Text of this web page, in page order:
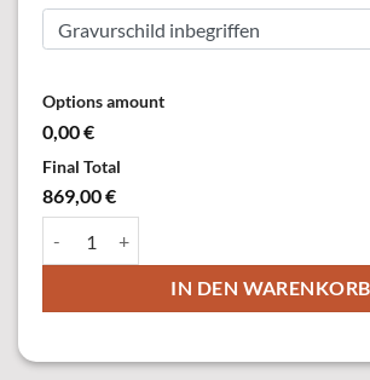
Options amount
0,00 €
Final Total
869,00 €
IN DEN WARENKORB